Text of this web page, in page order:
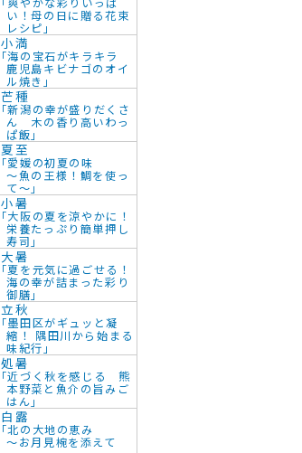
い！母の日に贈る花束
レシピ」
小満
「海の宝石がキラキラ
鹿児島キビナゴのオイ
ル焼き」
芒種
「新潟の幸が盛りだくさ
ん 木の香り高いわっ
ぱ飯」
夏至
「愛媛の初夏の味
～魚の王様！鯛を使っ
て～」
小暑
「大阪の夏を涼やかに！
栄養たっぷり簡単押し
寿司」
大暑
「夏を元気に過ごせる！
海の幸が詰まった彩り
御膳」
立秋
「墨田区がギュッと凝
縮！ 隅田川から始まる
味紀行」
処暑
「近づく秋を感じる 熊
本野菜と魚介の旨みご
はん」
白露
「北の大地の恵み
～お月見椀を添えて